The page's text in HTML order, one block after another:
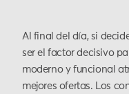
Al final del día, si
ser el factor decisivo
moderno y funcional
mejores ofertas. Los